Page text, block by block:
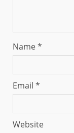
Name*
Email *
Website